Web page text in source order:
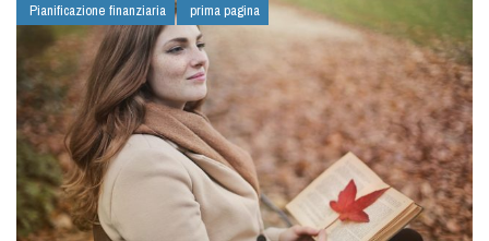
Pianificazione finanziaria prima pagina